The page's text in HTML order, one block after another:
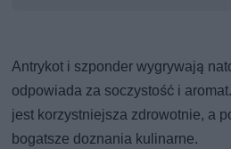
Antrykot i szponder wygrywają
odpowiada za soczystość i
jest korzystniejsza zdrowotnie, a
bogatsze doznania kulinarne.